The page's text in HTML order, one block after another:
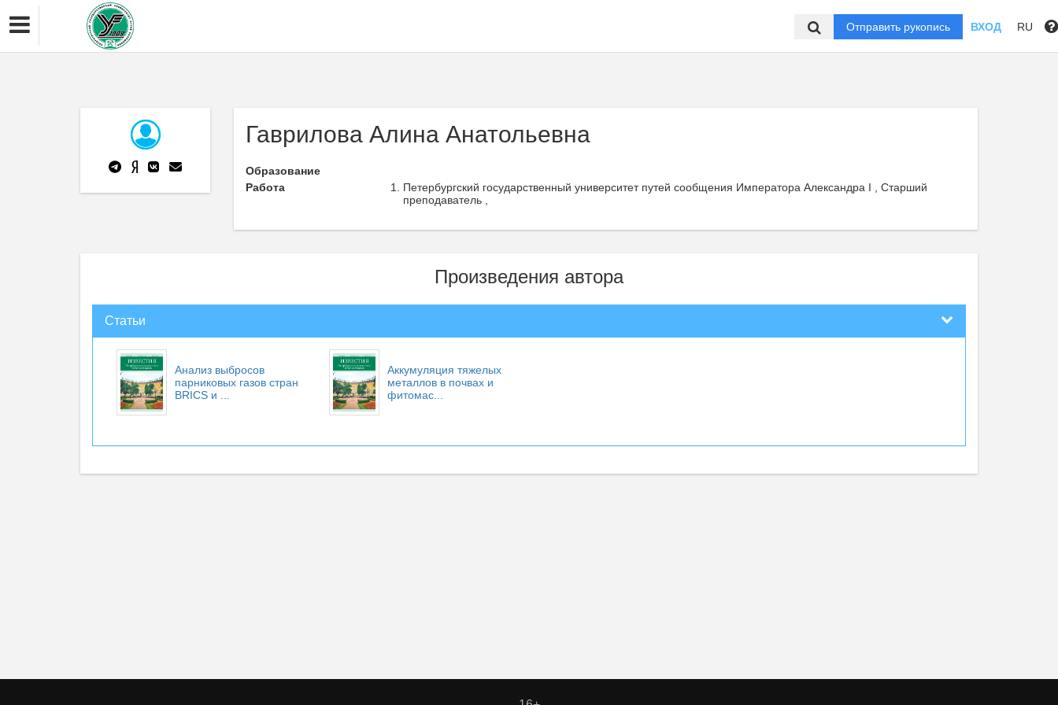
Отправить рукопись ВХОД RU
Гаврилова Алина Анатольевна
Образование
Работа
Петербургский государственный университет путей сообщения Императора Александра I , Старший
преподаватель ,
Произведения автора
Статьи
Анализ выбросов
парниковых газов стран
BRICS и ...
Аккумуляция тяжелых
металлов в почвах и
фитомас...